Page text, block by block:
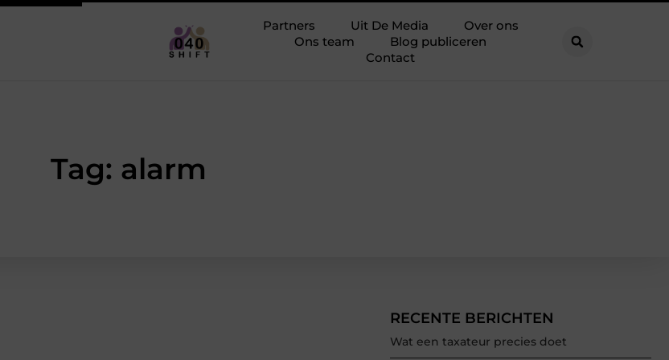
Partners Uit De Media
Over ons
Ons team
Blog publiceren
Contact
Tag: alarm
RECENTE BERICHTEN
Wat een taxateur precies doet